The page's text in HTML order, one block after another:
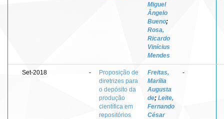
Miguel
Ângelo
Bueno;
Rosa,
Ricardo
Vinícius
Mendes
Set-2018 -
Proposição de
diretrizes para
o depósito da
produção
científica em
repositórios
Freitas,
Marília
Augusta
de; Leite,
Fernando
César
-